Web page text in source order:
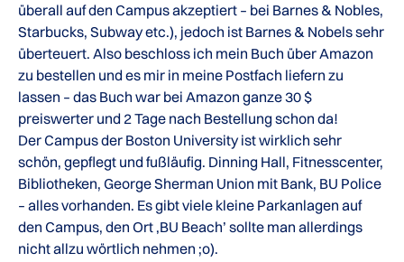
überall auf den Campus akzeptiert – bei Barnes & Nobles,
Starbucks, Subway etc.), jedoch ist Barnes & Nobels sehr
überteuert. Also beschloss ich mein Buch über Amazon
zu bestellen und es mir in meine Postfach liefern zu
lassen – das Buch war bei Amazon ganze 30 $
preiswerter und 2 Tage nach Bestellung schon da!
Der Campus der Boston University ist wirklich sehr
schön, gepflegt und fußläufig. Dinning Hall, Fitnesscenter,
Bibliotheken, George Sherman Union mit Bank, BU Police
– alles vorhanden. Es gibt viele kleine Parkanlagen auf
den Campus, den Ort ‚BU Beach’ sollte man allerdings
nicht allzu wörtlich nehmen ;o).